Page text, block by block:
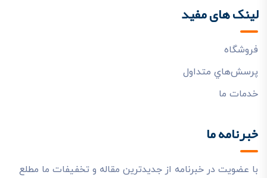
لینک های مفید
فروشگاه
پرسش‌هاي متداول
خدمات ما
خبرنامه ما
با عضویت در خبرنامه از جدیدترین مقاله و تخفیفات ما مطلع